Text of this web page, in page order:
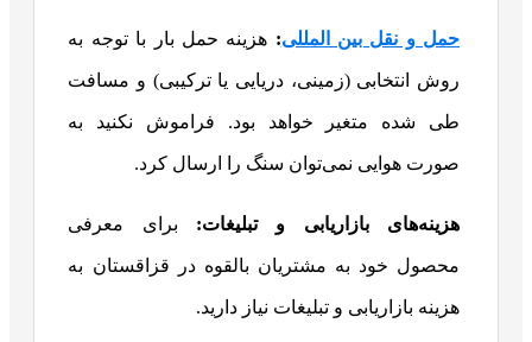
حمل و نقل بین المللی: هزینه حمل بار با توجه به
روش انتخابی (زمینی، دریایی یا ترکیبی) و مسافت
طی شده متغیر خواهد بود. فراموش نکنید به
صورت هوایی نمی‌توان سنگ را ارسال کرد.
هزینه‌های بازاریابی و تبلیغات: برای معرفی
محصول خود به مشتریان بالقوه در قزاقستان به
هزینه بازاریابی و تبلیغات نیاز دارید.